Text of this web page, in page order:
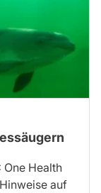
One Health
auf